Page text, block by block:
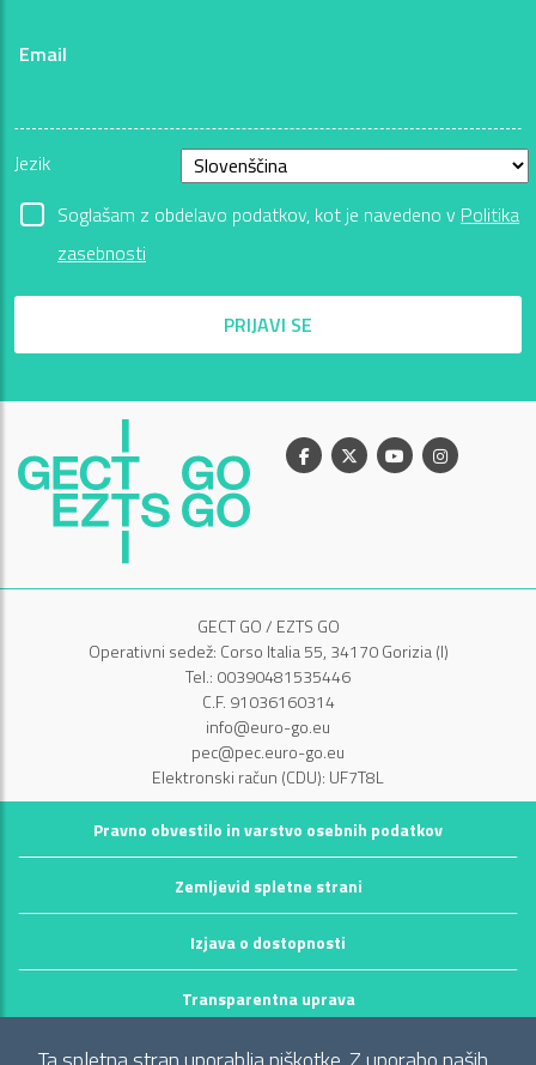
Email
Jezik
Soglašam z obdelavo podatkov, kot je navedeno v Politika
zasebnosti
PRIJAVI SE
Facebook
X YoutubeInstagram
GECT GO / EZTS GO
Operativni sedež: Corso Italia 55, 34170 Gorizia (I)
Tel.: 00390481535446
C.F. 91036160314
info@euro-go.eu
pec@pec.euro-go.eu
Elektronski račun (CDU): UF7T8L
Pravno obvestilo in varstvo osebnih podatkov
Zemljevid spletne strani
Izjava o dostopnosti
Transparentna uprava
©2026 GECT GO / EZTS GO